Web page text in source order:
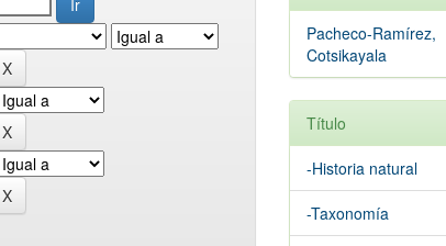
Pacheco-Ramírez,
Cotsikayala
Título
-Historia natural
-Taxonomía